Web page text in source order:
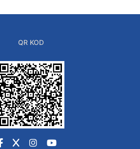
QR KOD
Facebook
X Instagram
YouTube